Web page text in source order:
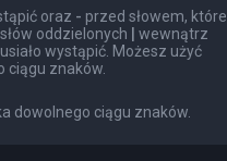
oraz - przed słowem, które
oddzielonych
wewnątrz
wystąpić. Możesz użyć
ciągu znaków.
dowolnego ciągu znaków.